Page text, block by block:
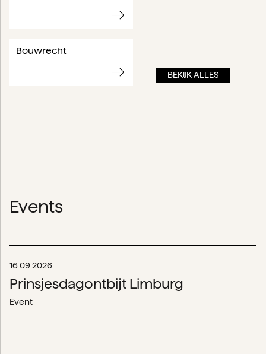
Bouwrecht
BEKIJK ALLES
Events
16 09 2026
Prinsjesdagontbijt Limburg
Event